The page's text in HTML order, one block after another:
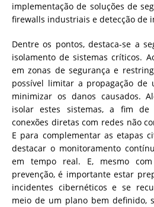
implementação de soluções de
firewalls industriais e detecção de
Dentre os pontos, destaca-se a
isolamento de sistemas críticos.
em zonas de segurança e
possível limitar a propagação de
minimizar os danos causados.
isolar estes sistemas, a fim
conexões diretas com redes não
E para complementar as etapas
destacar o monitoramento
em tempo real. E, mesmo
prevenção, é importante estar
incidentes cibernéticos e se
meio de um plano bem definido,